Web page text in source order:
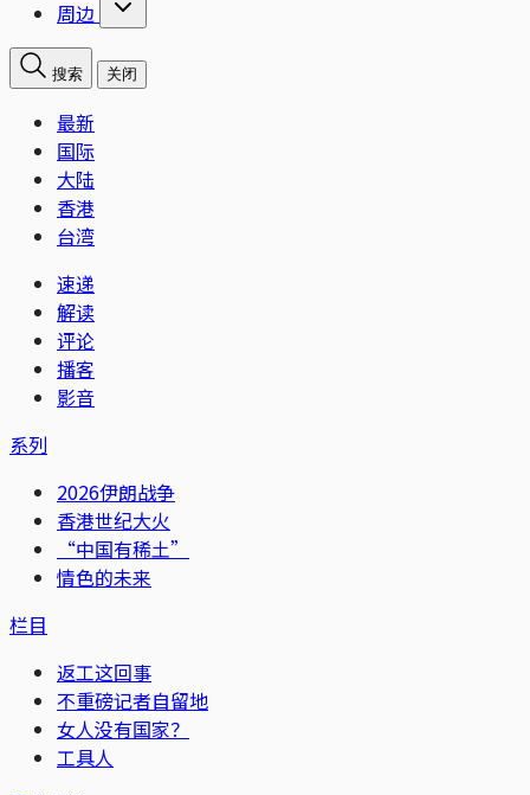
周边
搜索 关闭
最新
国际
大陆
香港
台湾
速递
解读
评论
播客
影音
系列
2026伊朗战争
香港世纪大火
“中国有稀土”
情色的未来
栏目
返工这回事
不重磅记者自留地
女人没有国家？
工具人